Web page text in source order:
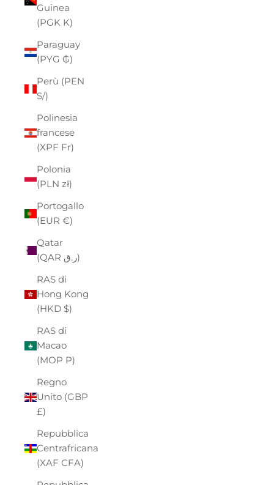
Guinea
(PGK K)
Paraguay
(PYG ₲)
Perù (PEN
S/)
Polinesia
francese
(XPF Fr)
Polonia
(PLN zł)
Portogallo
(EUR €)
Qatar
(QAR ر.ق)
RAS di
Hong Kong
(HKD $)
RAS di
Macao
(MOP P)
Regno
Unito (GBP
£)
Repubblica
Centrafricana
(XAF CFA)